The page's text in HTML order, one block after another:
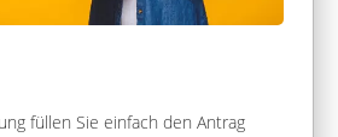
füllen Sie einfach den Antrag